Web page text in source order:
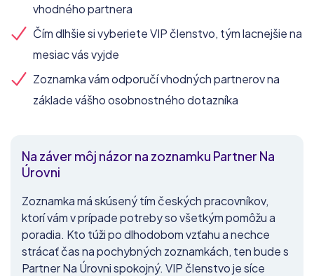
vhodného partnera
Čím dlhšie si vyberiete VIP členstvo, tým lacnejšie na
mesiac vás vyjde
Zoznamka vám odporučí vhodných partnerov na
základe vášho osobnostného dotazníka
Na záver môj názor na zoznamku Partner Na
Úrovni
Zoznamka má skúsený tím českých pracovníkov,
ktorí vám v prípade potreby so všetkým pomôžu a
poradia. Kto túži po dlhodobom vzťahu a nechce
strácať čas na pochybných zoznamkách, ten bude s
Partner Na Úrovni spokojný. VIP členstvo je síce